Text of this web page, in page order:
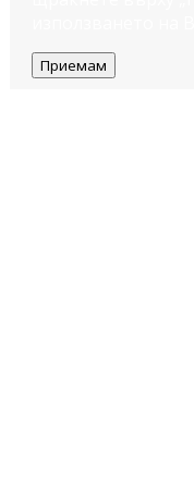
Приемам